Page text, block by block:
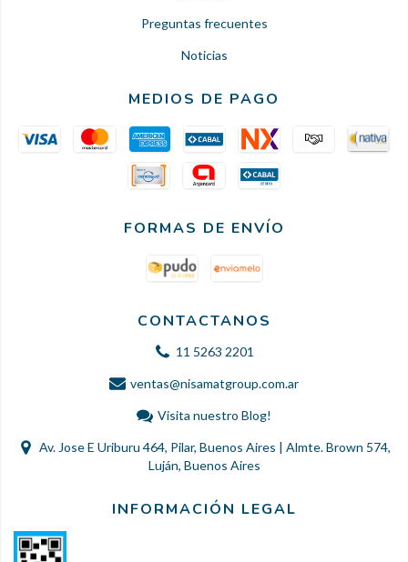
Preguntas frecuentes
Noticias
MEDIOS DE PAGO
FORMAS DE ENVÍO
CONTACTANOS
11 5263 2201
ventas@nisamatgroup.com.ar
Visita nuestro Blog!
Av. Jose E Uriburu 464, Pilar, Buenos Aires | Almte. Brown 574,
Luján, Buenos Aires
INFORMACIÓN LEGAL